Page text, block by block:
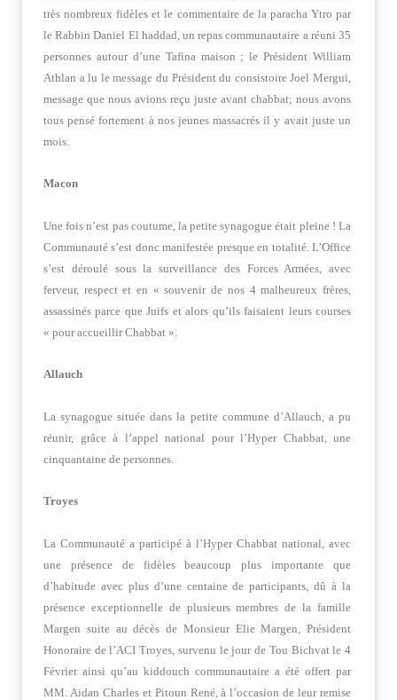
très nombreux fidèles et le commentaire de la paracha Ytro par
le Rabbin Daniel El haddad, un repas communautaire a réuni 35
personnes autour d’une Tafina maison ; le Président William
Athlan a lu le message du Président du consistoire Joel Mergui,
message que nous avions reçu juste avant chabbat; nous avons
tous pensé fortement à nos jeunes massacrés il y avait juste un
mois.
Macon
Une fois n’est pas coutume, la petite synagogue était pleine ! La
Communauté s’est donc manifestée presque en totalité. L’Office
s’est déroulé sous la surveillance des Forces Armées, avec
ferveur, respect et en « souvenir de nos 4 malheureux frères,
assassinés parce que Juifs et alors qu’ils faisaient leurs courses
« pour accueillir Chabbat ».
Allauch
La synagogue située dans la petite commune d’Allauch, a pu
réunir, grâce à l’appel national pour l’Hyper Chabbat, une
cinquantaine de personnes.
Troyes
La Communauté a participé à l’Hyper Chabbat national, avec
une présence de fidèles beaucoup plus importante que
d’habitude avec plus d’une centaine de participants, dû à la
présence exceptionnelle de plusieurs membres de la famille
Margen suite au décès de Monsieur Elie Margen, Président
Honoraire de l’ACI Troyes, survenu le jour de Tou Bichvat le 4
Février ainsi qu’au kiddouch communautaire a été offert par
MM. Aidan Charles et Pitoun René, à l’occasion de leur remise